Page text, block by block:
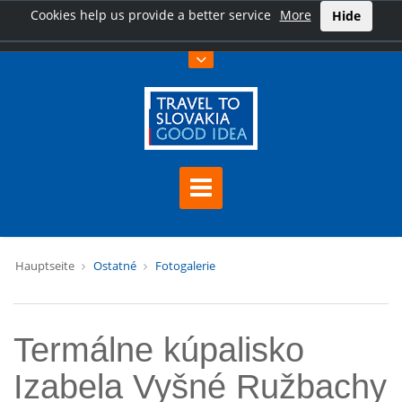
Cookies help us provide a better service More Hide
Hauptseite Ostatné Fotogalerie
Termálne kúpalisko
Izabela Vyšné Ružbachy